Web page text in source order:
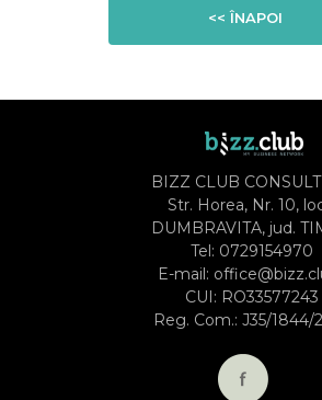
<< ÎNAPOI
BIZZ CLUB
Str. Horea, Nr. 10,
DUMBRAVITA, jud.
Tel: 0729154970
E-mail:
CUI: RO33577243
Reg. Com.: J35/1844/